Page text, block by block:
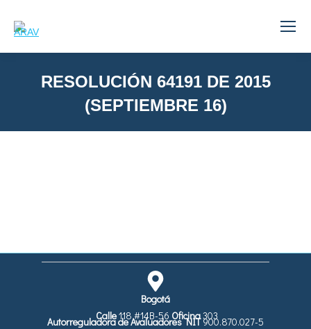
RESOLUCIÓN 64191 DE 2015
(SEPTIEMBRE 16)
Bogotá
Calle118 #14B-56 Oficina303
Autorreguladora de AvaluadoresNIT900.870.027-5